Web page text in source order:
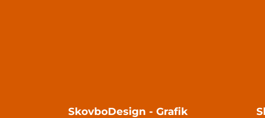
SkovboDesign - Grafik